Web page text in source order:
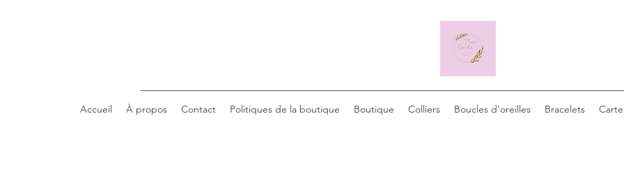
Accueil À propos Contact Politiques de la boutique Boutique Colliers Boucles d'oreilles Bracelets